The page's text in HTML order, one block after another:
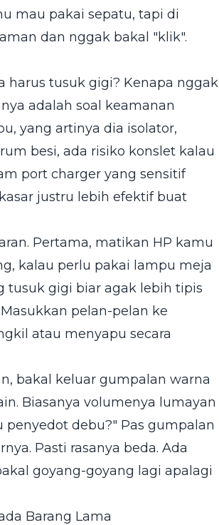
mau pakai sepatu, tapi di
dan nggak bakal "klik".
harus tusuk gigi? Kenapa nggak
adalah soal keamanan
yang artinya dia isolator,
besi, ada risiko konslet kalau
port charger yang sensitif
justru lebih efektif buat
Pertama, matikan HP kamu
kalau perlu pakai lampu meja
tusuk gigi biar agak lebih tipis
pelan-pelan ke
atau menyapu secara
bakal keluar gumpalan warna
Biasanya volumenya lumayan
debu?" Pas gumpalan
Pasti rasanya beda. Ada
goyang-goyang lagi apalagi
Barang Lama